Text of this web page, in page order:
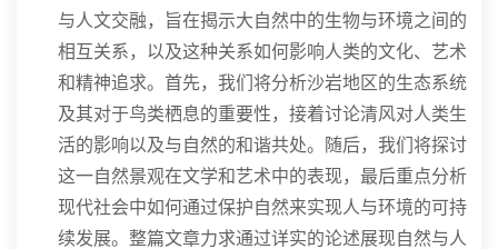
与人文交融，旨在揭示大自然中的生物与环境之间的
相互关系，以及这种关系如何影响人类的文化、艺术
和精神追求。首先，我们将分析沙岩地区的生态系统
及其对于鸟类栖息的重要性，接着讨论清风对人类生
活的影响以及与自然的和谐共处。随后，我们将探讨
这一自然景观在文学和艺术中的表现，最后重点分析
现代社会中如何通过保护自然来实现人与环境的可持
续发展。整篇文章力求通过详实的论述展现自然与人